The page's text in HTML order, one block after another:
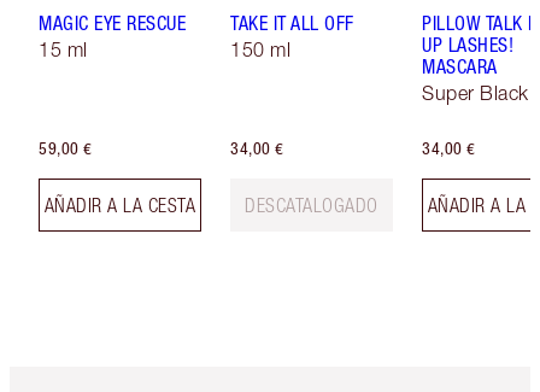
MAGIC EYE RESCUE
15 ml
59,00 €
AÑADIR A LA CESTA
TAKE IT ALL OFF
150 ml
34,00 €
DESCATALOGADO
PILLOW TALK
UP LASHES!
MASCARA
Super Black
34,00 €
AÑADIR A LA